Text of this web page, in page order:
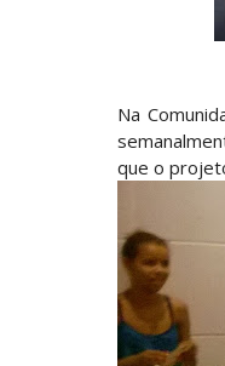
Na
que o